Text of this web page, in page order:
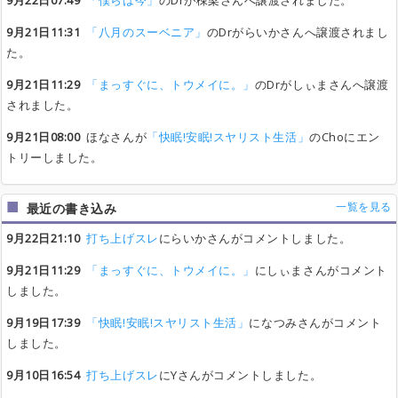
9月21日11:31
「八月のスーベニア」 のDrがらいかさんへ譲渡されまし
た。
9月21日11:29
「まっすぐに、トウメイに。」 のDrがしぃまさんへ譲渡
されました。
9月21日08:00ほなさんが 「快眠!安眠!スヤリスト生活」のChoにエン
トリーしました。
最近の書き込み 一覧を見る
9月22日21:10 打ち上げスレにらいかさんがコメントしました。
9月21日11:29
「まっすぐに、トウメイに。」 にしぃまさんがコメント
しました。
9月19日17:39
「快眠!安眠!スヤリスト生活」 になつみさんがコメント
しました。
9月10日16:54 打ち上げスレにYさんがコメントしました。